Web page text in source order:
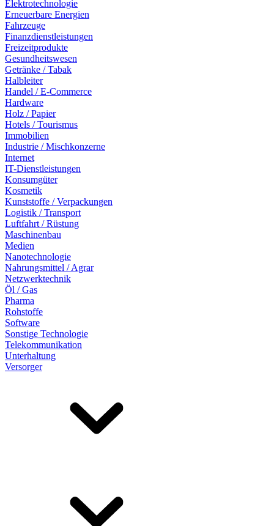
Elektrotechnologie
Erneuerbare Energien
Fahrzeuge
Finanzdienstleistungen
Freizeitprodukte
Gesundheitswesen
Getränke / Tabak
Halbleiter
Handel / E-Commerce
Hardware
Holz / Papier
Hotels / Tourismus
Immobilien
Industrie / Mischkonzerne
Internet
IT-Dienstleistungen
Konsumgüter
Kosmetik
Kunststoffe / Verpackungen
Logistik / Transport
Luftfahrt / Rüstung
Maschinenbau
Medien
Nanotechnologie
Nahrungsmittel / Agrar
Netzwerktechnik
Öl / Gas
Pharma
Rohstoffe
Software
Sonstige Technologie
Telekommunikation
Unterhaltung
Versorger